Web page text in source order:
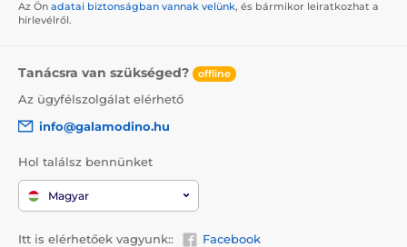
Az Ön adatai biztonságban vannak velünk, és bármikor leiratkozhat a
hírlevélről.
Tanácsra van szükséged? offline
Az ügyfélszolgálat elérhető
info@galamodino.hu
Hol találsz bennünket
Magyar
Itt is elérhetőek vagyunk:: Facebook